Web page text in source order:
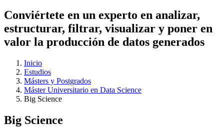
Conviértete en un experto en analizar,
estructurar, filtrar, visualizar y poner en
valor la producción de datos generados
Inicio
Estudios
Másters y Postgrados
Máster Universitario en Data Science
Big Science
Big Science